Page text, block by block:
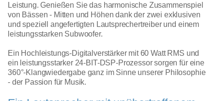
Leistung. Genießen Sie das harmonische Zusammenspiel
von Bässen - Mitten und Höhen dank der zwei exklusiven
und speziell angefertigten Lautsprechertreiber und einem
leistungsstarken Subwoofer.
Ein Hochleistungs-Digitalverstärker mit 60 Watt RMS und
ein leistungsstarker 24-BIT-DSP-Prozessor sorgen für eine
360°-Klangwiedergabe ganz im Sinne unserer Philosophie
- der Passion für Musik.